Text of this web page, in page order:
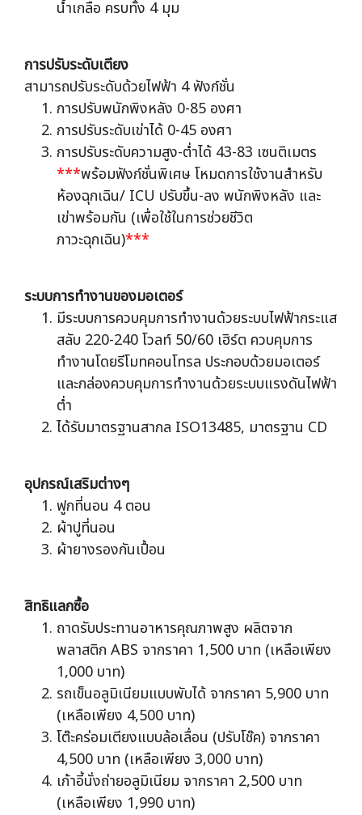
น้ำเกลือ ครบทั้ง 4 มุม
การปรับระดับเตียง
สามารถปรับระดับด้วยไฟฟ้า 4 ฟังก์ชั่น
การปรับพนักพิงหลัง 0-85 องศา
การปรับระดับเข่าได้ 0-45 องศา
การปรับระดับความสูง-ต่ำได้ 43-83 เซนติเมตร
***พร้อมฟังก์ชั่นพิเศษ โหมดการใช้งานสำหรับ
ห้องฉุกเฉิน/ ICU ปรับขึ้น-ลง พนักพิงหลัง และ
เข่าพร้อมกัน (เพื่อใช้ในการช่วยชีวิต
ภาวะฉุกเฉิน)***
ระบบการทำงานของมอเตอร์
มีระบบการควบคุมการทำงานด้วยระบบไฟฟ้ากระแส
สลับ 220-240 โวลท์ 50/60 เฮิร์ต ควบคุมการ
ทำงานโดยรีโมทคอนโทรล ประกอบด้วยมอเตอร์
และกล่องควบคุมการทำงานด้วยระบบแรงดันไฟฟ้า
ต่ำ
ได้รับมาตรฐานสากล ISO13485, มาตรฐาน CD
อุปกรณ์เสริมต่างๆ
ฟูกที่นอน 4 ตอน
ผ้าปูที่นอน
ผ้ายางรองกันเปื้อน
สิทธิแลกซื้อ
ถาดรับประทานอาหารคุณภาพสูง ผลิตจาก
พลาสติก ABS จากราคา 1,500 บาท (เหลือเพียง
1,000 บาท)
รถเข็นอลูมิเนียมแบบพับได้ จากราคา 5,900 บาท
(เหลือเพียง 4,500 บาท)
โต๊ะคร่อมเตียงแบบล้อเลื่อน (ปรับโช๊ค) จากราคา
4,500 บาท (เหลือเพียง 3,000 บาท)
เก้าอี้นั่งถ่ายอลูมิเนียม จากราคา 2,500 บาท
(เหลือเพียง 1,990 บาท)